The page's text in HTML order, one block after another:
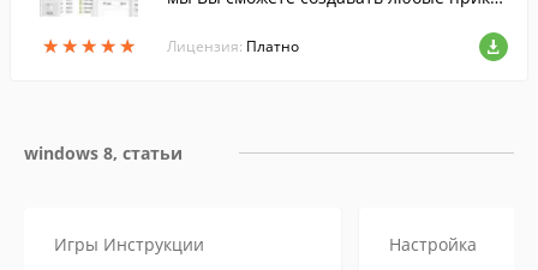
★★★★★
★★★★★
жение персонала, а также вести учет ра
Лицензия: Платно
windows 8, статьи
Игры Инструкции
Настройка